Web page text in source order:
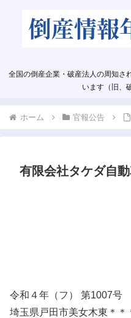
全国の倒産企業・破産法人の周知さ
います（旧、
ホーム 官報公告
有限会社タケダ自
令和４年（フ） 第1007号
埼玉県戸田市美女木東＊＊